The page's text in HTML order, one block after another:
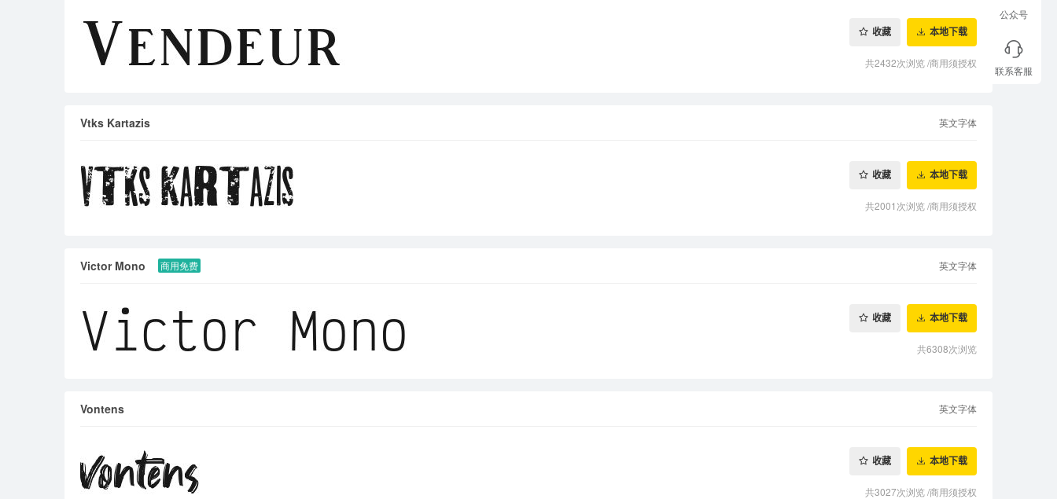
收藏 本地下载
共2432次浏览/商用须授权
Vtks Kartazis 英文字体
收藏 本地下载
共2001次浏览/商用须授权
Victor Mono 商用免费 英文字体
收藏 本地下载
共6308次浏览
Vontens 英文字体
收藏 本地下载
共3027次浏览/商用须授权
公众号
联系客服